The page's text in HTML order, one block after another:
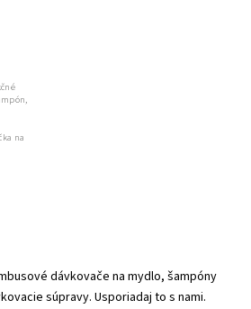
na
dávkovače na mydlo, šampóny
súpravy. Usporiadaj to s nami.